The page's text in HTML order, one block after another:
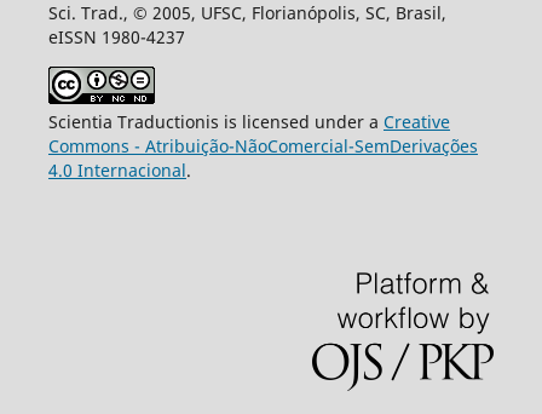
Sci. Trad., © 2005, UFSC, Florianópolis, SC, Brasil,
eISSN 1980-4237
Scientia Traductionis is licensed under a Creative
Commons - Atribuição-NãoComercial-SemDerivações
4.0 Internacional.